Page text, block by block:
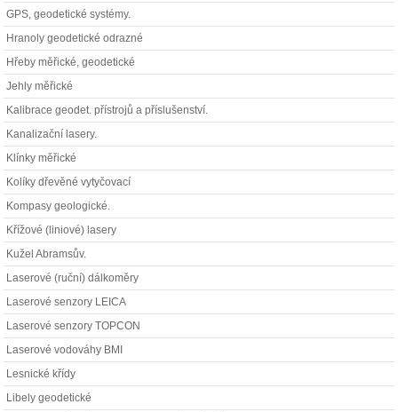
GPS, geodetické systémy.
Hranoly geodetické odrazné
Hřeby měřické, geodetické
Jehly měřické
Kalibrace geodet. přístrojů a příslušenství.
Kanalizační lasery.
Klínky měřické
Kolíky dřevěné vytyčovací
Kompasy geologické.
Křížové (liniové) lasery
Kužel Abramsův.
Laserové (ruční) dálkoměry
Laserové senzory LEICA
Laserové senzory TOPCON
Laserové vodováhy BMI
Lesnické křídy
Libely geodetické